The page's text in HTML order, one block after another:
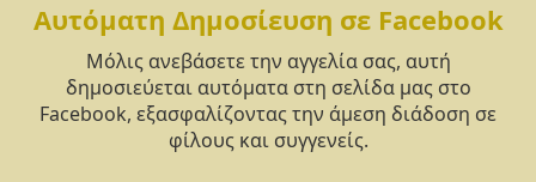
Αυτόματη Δημοσίευση σε Facebook
Μόλις ανεβάσετε την αγγελία σας, αυτή
δημοσιεύεται αυτόματα στη σελίδα μας στο
Facebook, εξασφαλίζοντας την άμεση διάδοση σε
φίλους και συγγενείς.